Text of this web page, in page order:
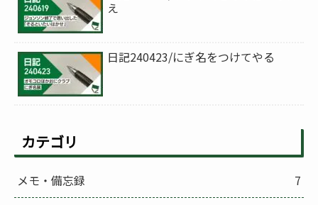
え
日記240423/にぎ名をつけてやる
カテゴリ
メモ・備忘録 7